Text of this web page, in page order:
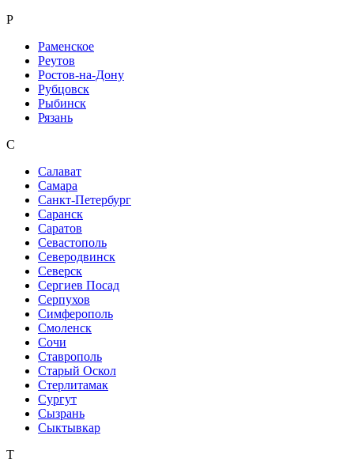
Р
Раменское
Реутов
Ростов-на-Дону
Рубцовск
Рыбинск
Рязань
С
Салават
Самара
Санкт-Петербург
Саранск
Саратов
Севастополь
Северодвинск
Северск
Сергиев Посад
Серпухов
Симферополь
Смоленск
Сочи
Ставрополь
Старый Оскол
Стерлитамак
Сургут
Сызрань
Сыктывкар
Т